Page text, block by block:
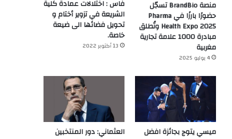
منصة BrandBio تسجّل
حضورًا بارزًا في Pharma
Health Expo 2025 وتُطلق
مبادرة 1000 علامة تجارية
مغربية
4 يوليو 2025
فاس : اختلالات عمادة كلية
الشريعة في تزوير أختام و
تحويل فضائها الى ضيعة
خاصة.
13 أكتوبر 2022
ميسي يتوج بجائزة افضل
العثماني: دور المنتخبين